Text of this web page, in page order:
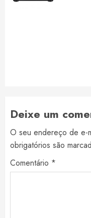
Deixe um
O seu endereço de e-
obrigatórios são
Comentário *